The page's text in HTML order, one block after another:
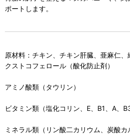
ポートします。
原材料：チキン、チキン肝臓、亜麻仁
クストコフェロール（酸化防止剤）
アミノ酸類（タウリン）
ビタミン類（塩化コリン、E、B1、A、
ミネラル類（リン酸二カリウム、炭酸